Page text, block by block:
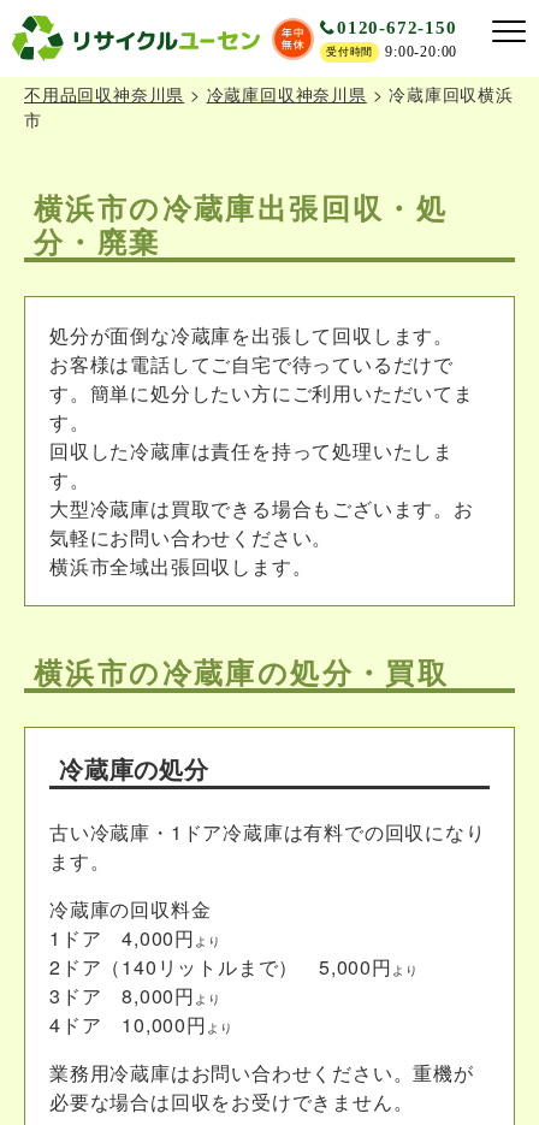
0120-672-150
受付時間 9:00-20:00
不用品回収神奈川県 > 冷蔵庫回収神奈川県 >冷蔵庫回収横浜
市
横浜市の冷蔵庫出張回収・処
分・廃棄
処分が面倒な冷蔵庫を出張して回収します。
お客様は電話してご自宅で待っているだけで
す。簡単に処分したい方にご利用いただいてま
す。
回収した冷蔵庫は責任を持って処理いたしま
す。
大型冷蔵庫は買取できる場合もございます。お
気軽にお問い合わせください。
横浜市全域出張回収します。
横浜市の冷蔵庫の処分・買取
冷蔵庫の処分
古い冷蔵庫・1ドア冷蔵庫は有料での回収になり
ます。
冷蔵庫の回収料金
1ドア 4,000円 より
2ドア（140リットルまで） 5,000円 より
3ドア 8,000円 より
4ドア 10,000円 より
業務用冷蔵庫はお問い合わせください。重機が
必要な場合は回収をお受けできません。